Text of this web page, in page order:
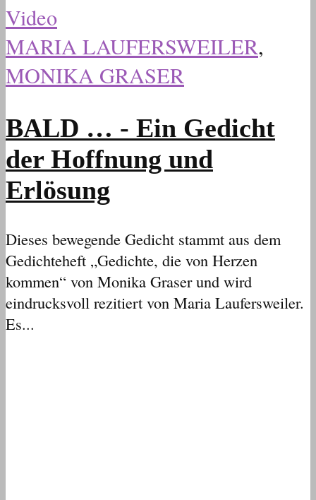
Video
MARIA LAUFERSWEILER,
MONIKA GRASER
BALD … - Ein Gedicht
der Hoffnung und
Erlösung
Dieses bewegende Gedicht stammt aus dem
Gedichteheft „Gedichte, die von Herzen
kommen“ von Monika Graser und wird
eindrucksvoll rezitiert von Maria Laufersweiler.
Es...